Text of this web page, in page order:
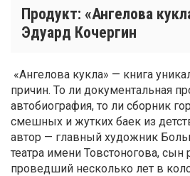
Продукт: «Ангелова
Эдуард Кочергин
«Ангелова кукла» — книга
причин. То ли документальная
автобиография, то ли сборник
смешных и жутких баек из
автор — главный художник
театра имени Товстоногова,
проведший несколько лет в